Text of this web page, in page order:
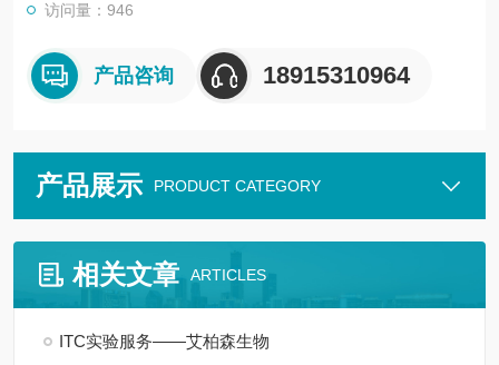
访问量：946
产品咨询 18915310964
产品展示 PRODUCT CATEGORY
相关文章 ARTICLES
ITC实验服务——艾柏森生物